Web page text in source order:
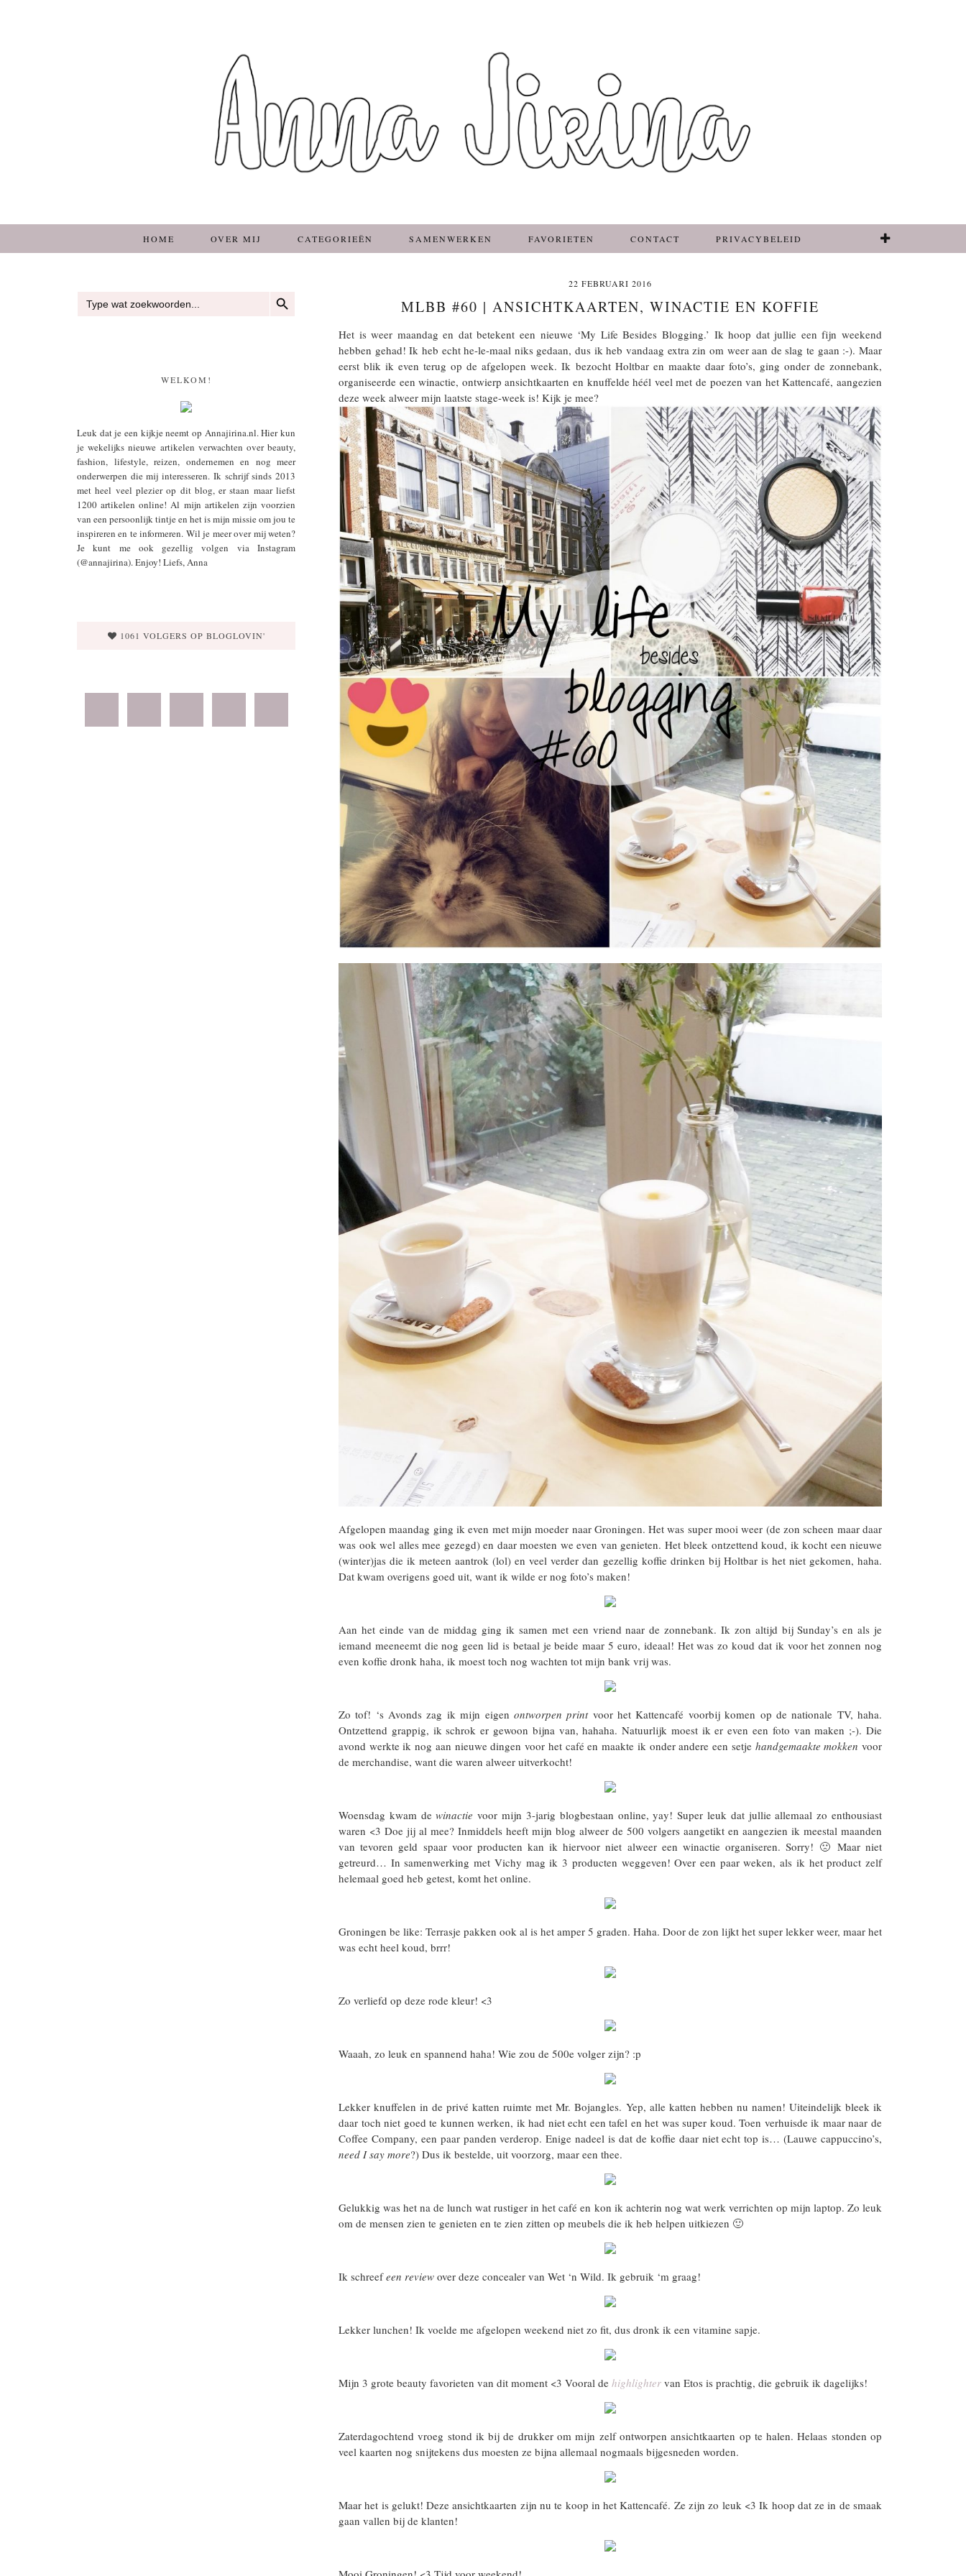
HOME OVER MIJ CATEGORIEËN SAMENWERKEN FAVORIETEN CONTACT PRIVACYBELEID
22 FEBRUARI 2016
MLBB #60 | ANSICHTKAARTEN, WINACTIE EN KOFFIE
Het is weer maandag en dat betekent een nieuwe ‘My Life Besides Blogging.’ Ik hoop dat jullie een fijn weekend
hebben gehad! Ik heb echt he-le-maal niks gedaan, dus ik heb vandaag extra zin om weer aan de slag te gaan :-). Maar
eerst blik ik even terug op de afgelopen week. Ik bezocht Holtbar en maakte daar foto’s, ging onder de zonnebank,
organiseerde een winactie, ontwierp ansichtkaarten en knuffelde héél veel met de poezen van het Kattencafé, aangezien
deze week alweer mijn laatste stage-week is! Kijk je mee?
Afgelopen maandag ging ik even met mijn moeder naar Groningen. Het was super mooi weer (de zon scheen maar daar
was ook wel alles mee gezegd) en daar moesten we even van genieten. Het bleek ontzettend koud, ik kocht een nieuwe
(winter)jas die ik meteen aantrok (lol) en veel verder dan gezellig koffie drinken bij Holtbar is het niet gekomen, haha.
Dat kwam overigens goed uit, want ik wilde er nog foto’s maken!
Aan het einde van de middag ging ik samen met een vriend naar de zonnebank. Ik zon altijd bij Sunday’s en als je
iemand meeneemt die nog geen lid is betaal je beide maar 5 euro, ideaal! Het was zo koud dat ik voor het zonnen nog
even koffie dronk haha, ik moest toch nog wachten tot mijn bank vrij was.
Zo tof! ‘s Avonds zag ik mijn eigen ontworpen printvoor het Kattencafé voorbij komen op de nationale TV, haha.
Ontzettend grappig, ik schrok er gewoon bijna van, hahaha. Natuurlijk moest ik er even een foto van maken ;-). Die
avond werkte ik nog aan nieuwe dingen voor het café en maakte ik onder andere een setje handgemaakte mokken voor
de merchandise, want die waren alweer uitverkocht!
Woensdag kwam dewinactie voor mijn 3-jarig blogbestaan online, yay! Super leuk dat jullie allemaal zo enthousiast
waren <3 Doe jij al mee? Inmiddels heeft mijn blog alweer de 500 volgers aangetikt en aangezien ik meestal maanden
van tevoren geld spaar voor producten kan ik hiervoor niet alweer een winactie organiseren. Sorry! 🙁 Maar niet
getreurd… In samenwerking met Vichy mag ik 3 producten weggeven! Over een paar weken, als ik het product zelf
helemaal goed heb getest, komt het online.
Groningen be like: Terrasje pakken ook al is het amper 5 graden. Haha. Door de zon lijkt het super lekker weer, maar het
was echt heel koud, brrr!
Zo verliefd op deze rode kleur! <3
Waaah, zo leuk en spannend haha! Wie zou de 500e volger zijn? :p
Lekker knuffelen in de privé katten ruimte met Mr. Bojangles. Yep, alle katten hebben nu namen! Uiteindelijk bleek ik
daar toch niet goed te kunnen werken, ik had niet echt een tafel en het was super koud. Toen verhuisde ik maar naar de
Coffee Company, een paar panden verderop. Enige nadeel is dat de koffie daar niet echt top is… (Lauwe cappuccino’s,
need I say more?) Dus ik bestelde, uit voorzorg, maar een thee.
Gelukkig was het na de lunch wat rustiger in het café en kon ik achterin nog wat werk verrichten op mijn laptop. Zo leuk
om de mensen zien te genieten en te zien zitten op meubels die ik heb helpen uitkiezen 🙂
Ik schreefeen review over deze concealer van Wet ‘n Wild. Ik gebruik ‘m graag!
Lekker lunchen! Ik voelde me afgelopen weekend niet zo fit, dus dronk ik een vitamine sapje.
Mijn 3 grote beauty favorieten van dit moment <3 Vooral de highlighter van Etos is prachtig, die gebruik ik dagelijks!
Zaterdagochtend vroeg stond ik bij de drukker om mijn zelf ontworpen ansichtkaarten op te halen. Helaas stonden op
veel kaarten nog snijtekens dus moesten ze bijna allemaal nogmaals bijgesneden worden.
Maar het is gelukt! Deze ansichtkaarten zijn nu te koop in het Kattencafé. Ze zijn zo leuk <3 Ik hoop dat ze in de smaak
gaan vallen bij de klanten!
naar:
WELKOM!
Leuk dat je een kijkje neemt op Annajirina.nl. Hier kun
je wekelijks nieuwe artikelen verwachten over beauty,
fashion, lifestyle, reizen, ondernemen en nog meer
onderwerpen die mij interesseren. Ik schrijf sinds 2013
met heel veel plezier op dit blog, er staan maar liefst
1200 artikelen online! Al mijn artikelen zijn voorzien
van een persoonlijk tintje en het is mijn missie om jou te
inspireren en te informeren. Wil je meer over mij weten?
Je kunt me ook gezellig volgen via Instagram
(@annajirina). Enjoy! Liefs, Anna
1061 VOLGERS OP BLOGLOVIN'